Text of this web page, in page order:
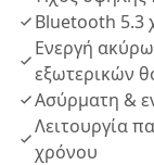
Bluetooth 5.3
Ενεργή
εξωτερικών
Ασύρματη &
Λειτουργία
χρόνου